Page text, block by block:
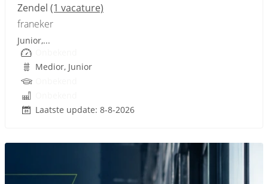
Zendel (1 vacature)
franeker
Junior,...
Medior, Junior
Laatste update: 8-8-2026